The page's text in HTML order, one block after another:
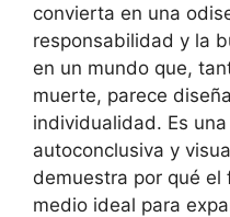
convierta en una
responsabilidad y la
en un mundo que,
muerte, parece
individualidad. Es
autoconclusiva y
demuestra por qué el
medio ideal para